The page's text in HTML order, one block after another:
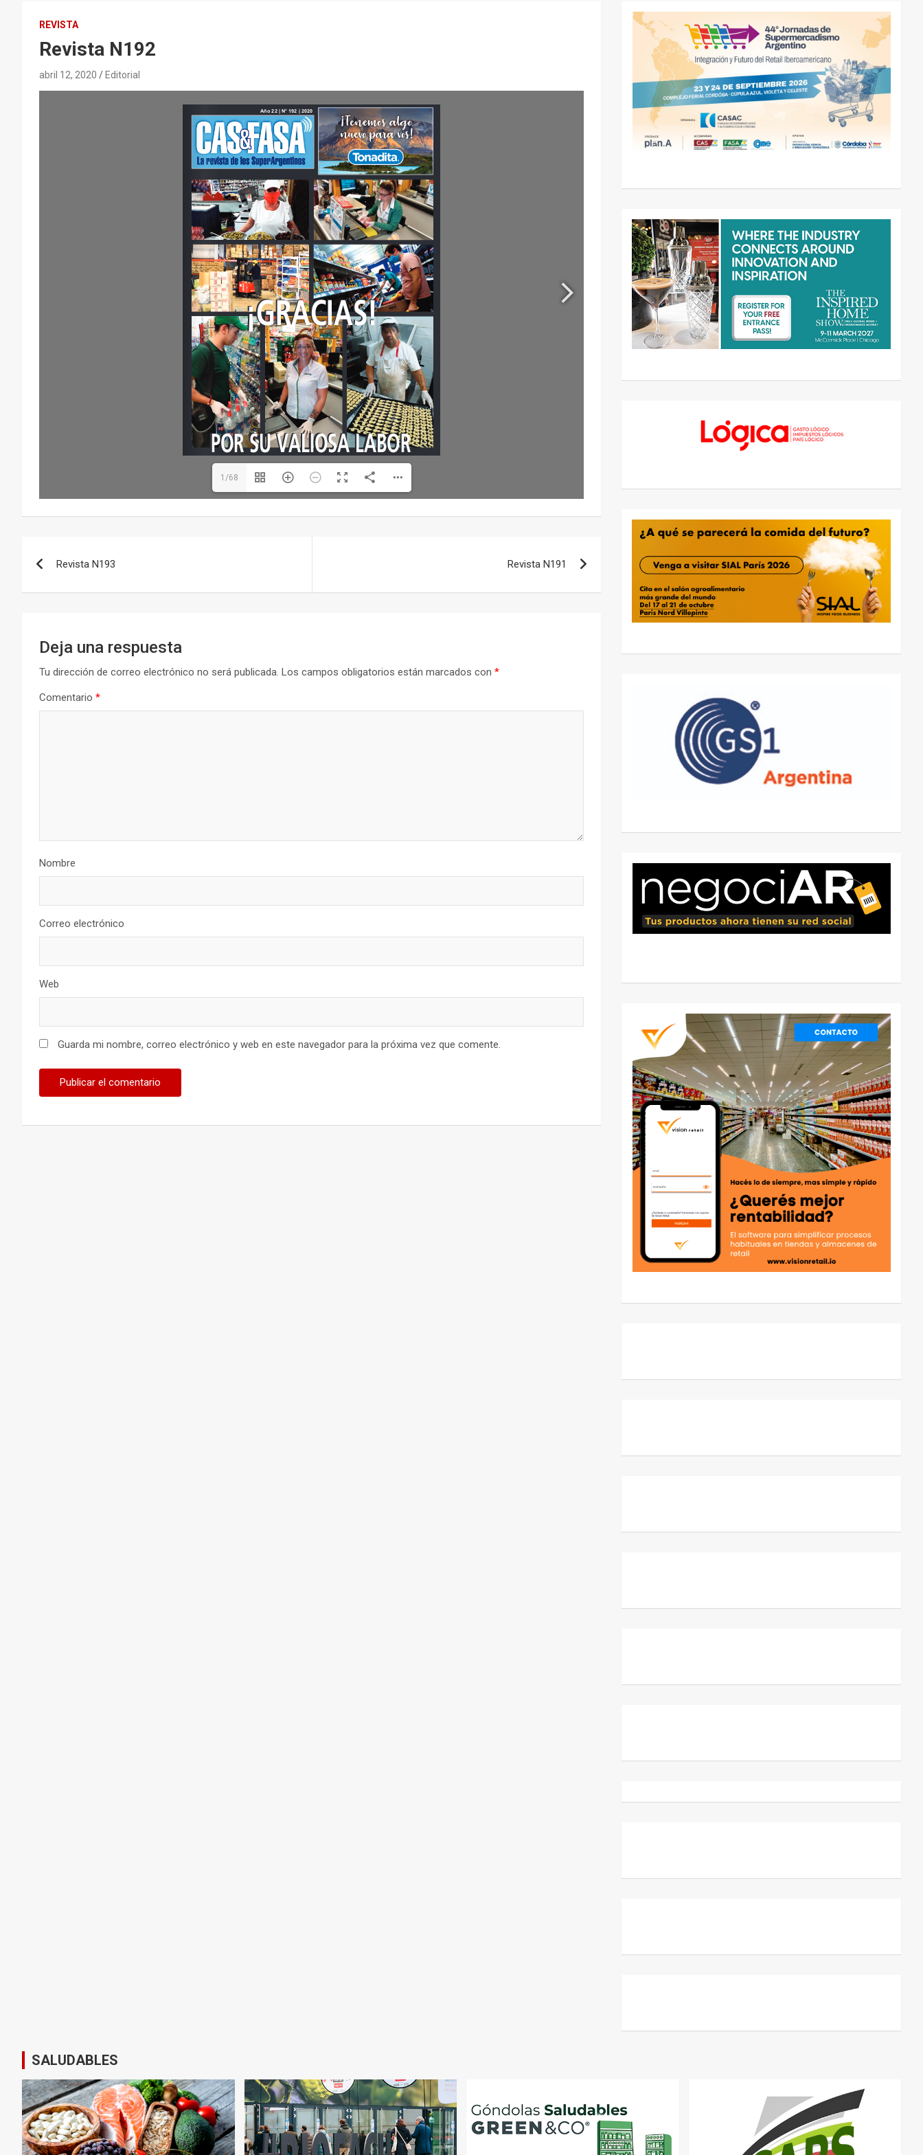
REVISTA
Revista N192
abril 12, 2020 Editorial
1/68
Revista N193 Revista N191
Deja una respuesta
Tu dirección de correo electrónico no será publicada. Los campos obligatorios están marcados con *
Comentario *
Nombre
Correo electrónico
Web
Guarda mi nombre, correo electrónico y web en este navegador para la próxima vez que comente.
SALUDABLES